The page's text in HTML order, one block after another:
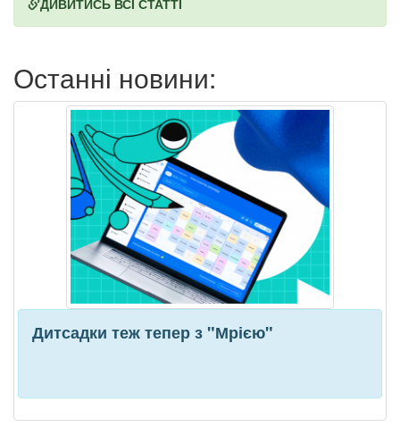
ДИВИТИСЬ ВСІ СТАТТІ
Останні новини:
Дитсадки теж тепер з "Мрією"